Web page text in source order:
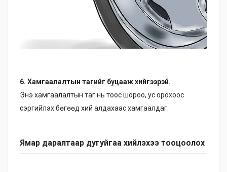
6. Хамгаалалтын тагийг буцааж хийгээрэй.
Энэ хамгаалалтын таг нь тоос шороо, ус орохоос
сэргийлэх бөгөөд хий алдахаас хамгаалдаг.
Ямар даралтаар дугуйгаа хийлэхээ тооцоолох